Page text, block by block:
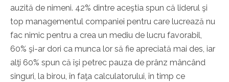
auzită de nimeni. 42% dintre aceştia spun că liderul şi
top managementul companiei pentru care lucrează nu
fac nimic pentru a crea un mediu de lucru favorabil,
60% şi-ar dori ca munca lor să fie apreciată mai des, iar
alţi 60% spun că îşi petrec pauza de prânz mâncând
singuri, la birou, în faţa calculatorului, în timp ce